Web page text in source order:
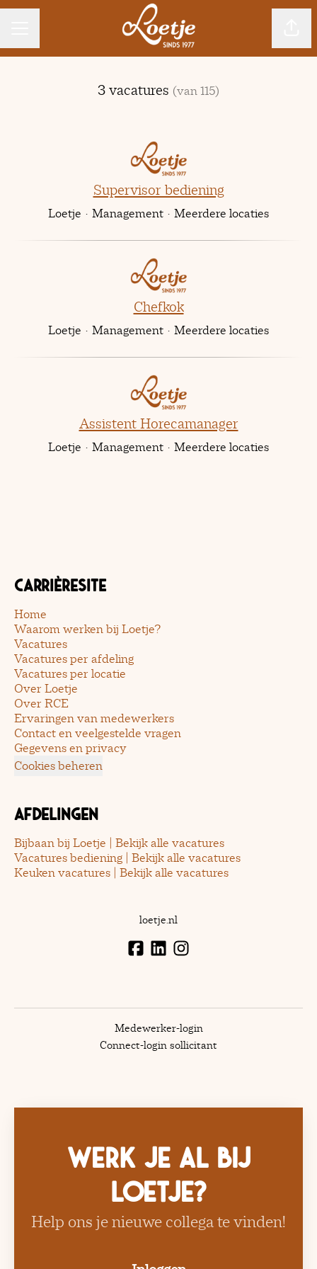
3 vacatures (van 115)
Supervisor bediening
Loetje · Management · Meerdere locaties
Chefkok
Loetje · Management · Meerdere locaties
Assistent Horecamanager
Loetje · Management · Meerdere locaties
Carrièresite
Home
Waarom werken bij Loetje?
Vacatures
Vacatures per afdeling
Vacatures per locatie
Over Loetje
Over RCE
Ervaringen van medewerkers
Contact en veelgestelde vragen
Gegevens en privacy
Cookies beheren
Afdelingen
Bijbaan bij Loetje | Bekijk alle vacatures
Vacatures bediening | Bekijk alle vacatures
Keuken vacatures | Bekijk alle vacatures
loetje.nl
Medewerker-login
Connect-login sollicitant
Werk je al bij
Loetje?
Help ons je nieuwe collega te vinden!